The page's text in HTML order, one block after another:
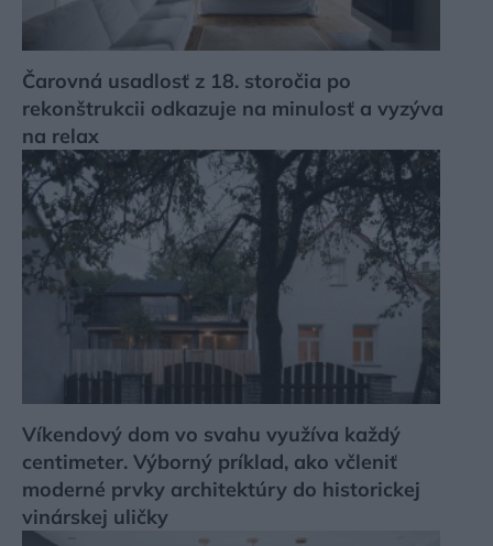
Čarovná usadlosť z 18. storočia po
rekonštrukcii odkazuje na minulosť a vyzýva
na relax
Víkendový dom vo svahu využíva každý
centimeter. Výborný príklad, ako včleniť
moderné prvky architektúry do historickej
vinárskej uličky